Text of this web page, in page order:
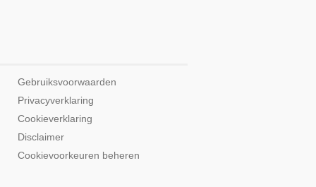
Gebruiksvoorwaarden
Privacyverklaring
Cookieverklaring
Disclaimer
Cookievoorkeuren beheren